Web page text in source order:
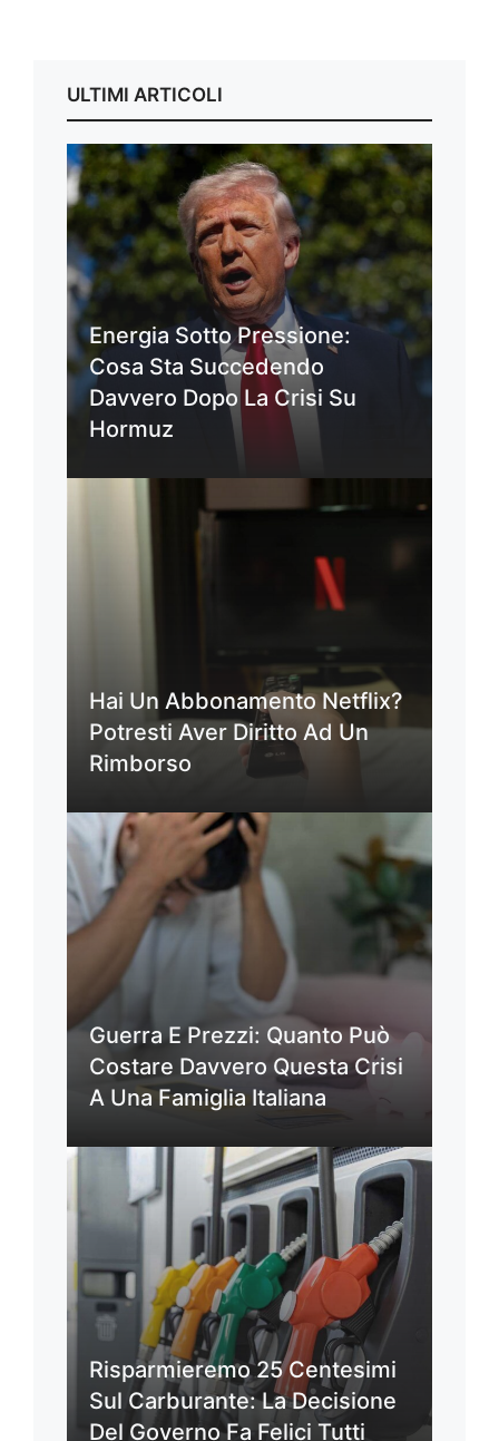
ULTIMI ARTICOLI
Energia Sotto Pressione:
Cosa Sta Succedendo
Davvero Dopo La Crisi Su
Hormuz
Hai Un Abbonamento Netflix?
Potresti Aver Diritto Ad Un
Rimborso
Guerra E Prezzi: Quanto Può
Costare Davvero Questa Crisi
A Una Famiglia Italiana
Risparmieremo 25 Centesimi
Sul Carburante: La Decisione
Del Governo Fa Felici Tutti